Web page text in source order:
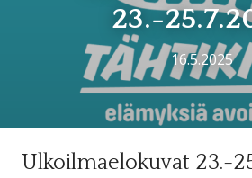
23.-
16.5.2025
Ulkoilmaelokuvat 23.-